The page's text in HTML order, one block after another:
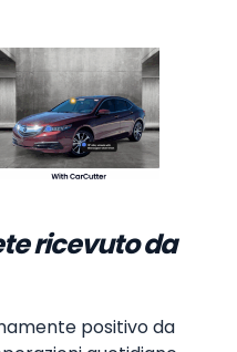
ricevuto da
positivo da